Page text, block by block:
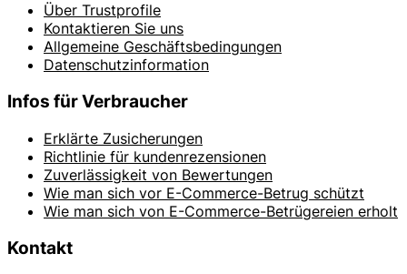
Über Trustprofile
Kontaktieren Sie uns
Allgemeine Geschäftsbedingungen
Datenschutzinformation
Infos für Verbraucher
Erklärte Zusicherungen
Richtlinie für kundenrezensionen
Zuverlässigkeit von Bewertungen
Wie man sich vor E-Commerce-Betrug schützt
Wie man sich von E-Commerce-Betrügereien erholt
Kontakt